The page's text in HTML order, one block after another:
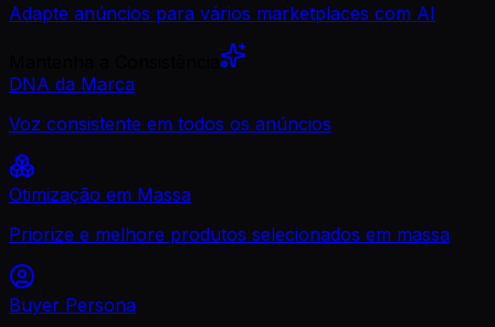
Adapte anúncios para vários marketplaces com AI
DNA da Marca
Voz consistente em todos os anúncios
Otimização em Massa
Priorize e melhore produtos selecionados em massa
Buyer Persona